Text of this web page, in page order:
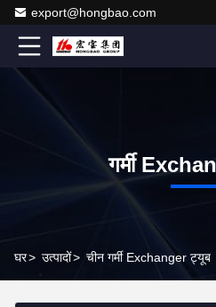
export@hongbao.com
गर्मी
घर> उत्पादों> चीन गर्मी Exchanger ट्यूब